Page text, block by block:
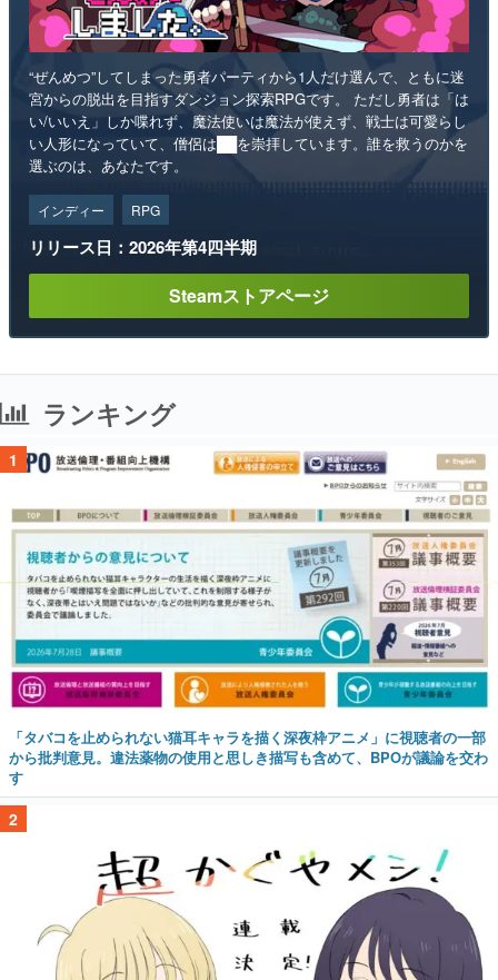
“ぜんめつ”してしまった勇者パーティから1人だけ選んで、ともに迷
宮からの脱出を目指すダンジョン探索RPGです。 ただし勇者は「は
い/いいえ」しか喋れず、魔法使いは魔法が使えず、戦士は可愛らし
い人形になっていて、僧侶は██を崇拝しています。誰を救うのかを
選ぶのは、あなたです。
インディー RPG
リリース日：2026年第4四半期
Steamストアページ
ランキング
1
「タバコを止められない猫耳キャラを描く深夜枠アニメ」に視聴者の一部
から批判意見。違法薬物の使用と思しき描写も含めて、BPOが議論を交わ
す
2